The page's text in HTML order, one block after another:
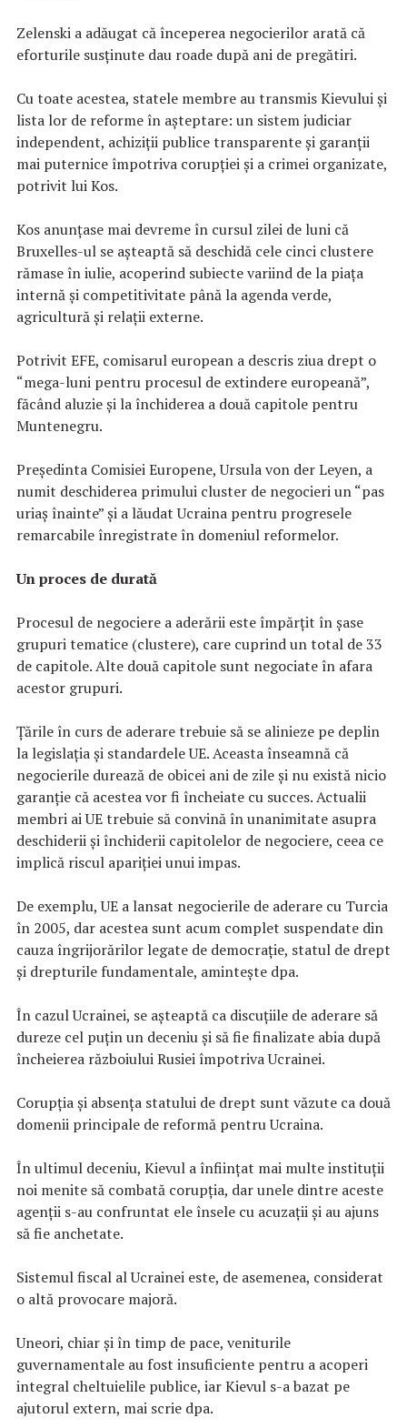
Zelenski a adăugat că începerea negocierilor arată că
eforturile susţinute dau roade după ani de pregătiri.
Cu toate acestea, statele membre au transmis Kievului şi
lista lor de reforme în aşteptare: un sistem judiciar
independent, achiziţii publice transparente şi garanţii
mai puternice împotriva corupţiei şi a crimei organizate,
potrivit lui Kos.
Kos anunţase mai devreme în cursul zilei de luni că
Bruxelles-ul se aşteaptă să deschidă cele cinci clustere
rămase în iulie, acoperind subiecte variind de la piaţa
internă şi competitivitate până la agenda verde,
agricultură şi relaţii externe.
Potrivit EFE, comisarul european a descris ziua drept o
“mega-luni pentru procesul de extindere europeană”,
făcând aluzie şi la închiderea a două capitole pentru
Muntenegru.
Preşedinta Comisiei Europene, Ursula von der Leyen, a
numit deschiderea primului cluster de negocieri un “pas
uriaş înainte” şi a lăudat Ucraina pentru progresele
remarcabile înregistrate în domeniul reformelor.
Un proces de durată
Procesul de negociere a aderării este împărţit în şase
grupuri tematice (clustere), care cuprind un total de 33
de capitole. Alte două capitole sunt negociate în afara
acestor grupuri.
Ţările în curs de aderare trebuie să se alinieze pe deplin
la legislaţia şi standardele UE. Aceasta înseamnă că
negocierile durează de obicei ani de zile şi nu există nicio
garanţie că acestea vor fi încheiate cu succes. Actualii
membri ai UE trebuie să convină în unanimitate asupra
deschiderii şi închiderii capitolelor de negociere, ceea ce
implică riscul apariţiei unui impas.
De exemplu, UE a lansat negocierile de aderare cu Turcia
în 2005, dar acestea sunt acum complet suspendate din
cauza îngrijorărilor legate de democraţie, statul de drept
şi drepturile fundamentale, aminteşte dpa.
În cazul Ucrainei, se aşteaptă ca discuţiile de aderare să
dureze cel puţin un deceniu şi să fie finalizate abia după
încheierea războiului Rusiei împotriva Ucrainei.
Corupţia şi absenţa statului de drept sunt văzute ca două
domenii principale de reformă pentru Ucraina.
În ultimul deceniu, Kievul a înfiinţat mai multe instituţii
noi menite să combată corupţia, dar unele dintre aceste
agenţii s-au confruntat ele însele cu acuzaţii şi au ajuns
să fie anchetate.
Sistemul fiscal al Ucrainei este, de asemenea, considerat
o altă provocare majoră.
Uneori, chiar şi în timp de pace, veniturile
guvernamentale au fost insuficiente pentru a acoperi
integral cheltuielile publice, iar Kievul s-a bazat pe
ajutorul extern, mai scrie dpa.